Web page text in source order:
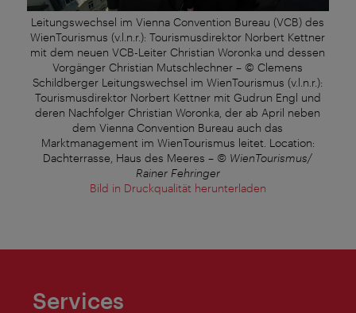
Leitungswechsel im Vienna Convention Bureau (VCB) des
WienTourismus (v.l.n.r.): Tourismusdirektor Norbert Kettner
mit dem neuen VCB-Leiter Christian Woronka und dessen
Vorgänger Christian Mutschlechner – © Clemens
Schildberger Leitungswechsel im WienTourismus (v.l.n.r.):
Tourismusdirektor Norbert Kettner mit Gudrun Engl und
deren Nachfolger Christian Woronka, der ab April neben
dem Vienna Convention Bureau auch das
Marktmanagement im WienTourismus leitet. Location:
Dachterrasse, Haus des Meeres– © WienTourismus/
Rainer Fehringer
Bild in Druckqualität herunterladen
Services